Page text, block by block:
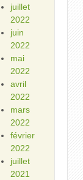
juillet
2022
juin
2022
mai
2022
avril
2022
mars
2022
février
2022
juillet
2021